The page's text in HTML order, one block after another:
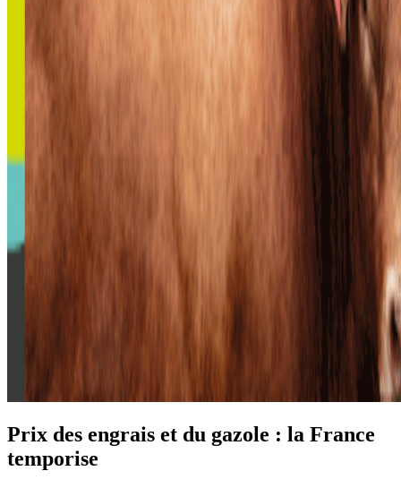
Prix des engrais et du gazole : la France
temporise